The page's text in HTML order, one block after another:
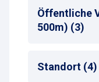
Bahnhof
:
Entfernung
50-99 m
Öffentliche
500m) (3)
Bus-
Tram-
Standort (4)